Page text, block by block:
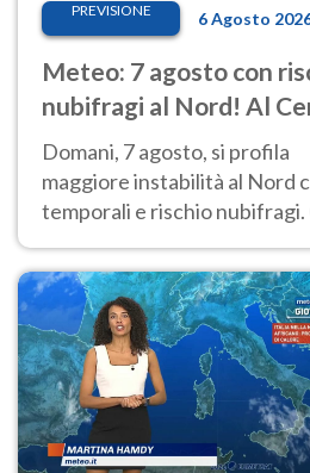
PREVISIONE 6 Agosto
Meteo: 7 agosto con
nubifragi al Nord! Al
Sud caldo estremo
Domani, 7 agosto, si profila
maggiore instabilità al Nord
temporali e rischio nubifragi.
previsioni.